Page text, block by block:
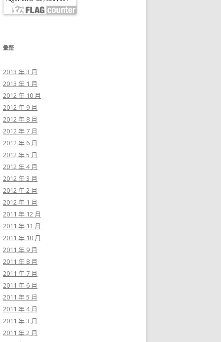
彙整
2013 年 3 月
2013 年 1 月
2012 年 10 月
2012 年 9 月
2012 年 8 月
2012 年 7 月
2012 年 6 月
2012 年 5 月
2012 年 4 月
2012 年 3 月
2012 年 2 月
2012 年 1 月
2011 年 12 月
2011 年 11 月
2011 年 10 月
2011 年 9 月
2011 年 8 月
2011 年 7 月
2011 年 6 月
2011 年 5 月
2011 年 4 月
2011 年 3 月
2011 年 2 月